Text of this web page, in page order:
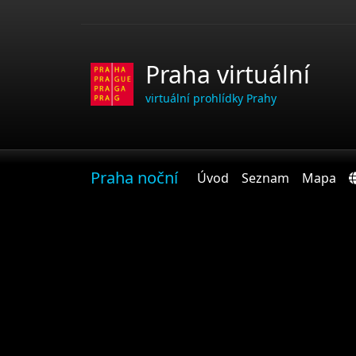
Praha virtuální
virtuální prohlídky Prahy
Praha noční Úvod Seznam Mapa